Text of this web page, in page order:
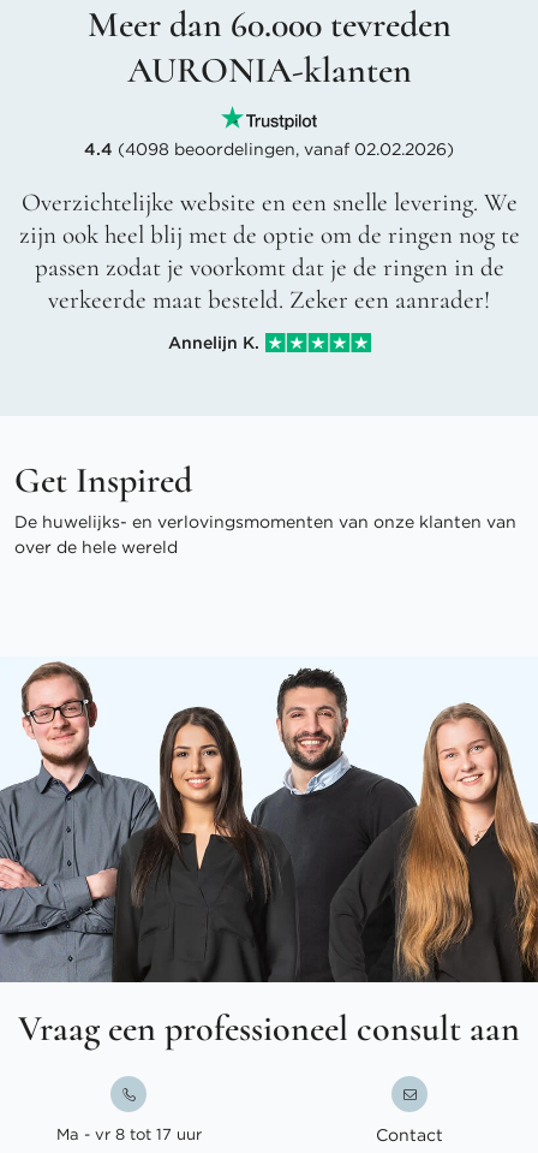
Meer dan 60.000 tevreden
AURONIA-klanten
4.4 (4098 beoordelingen, vanaf 02.02.2026)
Overzichtelijke website en een snelle levering. We
zijn ook heel blij met de optie om de ringen nog te
passen zodat je voorkomt dat je de ringen in de
verkeerde maat besteld. Zeker een aanrader!
Annelijn K.
Get Inspired
De huwelijks- en verlovingsmomenten van onze klanten van
over de hele wereld
Vraag een professioneel consult aan
Ma - vr 8 tot 17 uur Contact